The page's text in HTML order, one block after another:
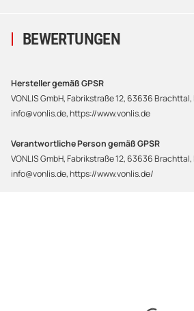
BEWERTUNGEN
Hersteller gemäß GPSR
VONLIS GmbH, Fabrikstraße 12, 63636
info@vonlis.de, https://www.vonlis.de
Verantwortliche Person gemäß GPSR
VONLIS GmbH, Fabrikstraße 12, 63636
info@vonlis.de, https://www.vonlis.de/